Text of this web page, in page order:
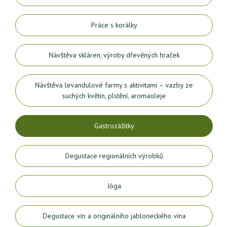
Práce s korálky
Návštěva skláren, výroby dřevěných hraček
Návštěva levandulové farmy s aktivitami – vazby ze
suchých květin, plstění, aromaoleje
Gastrozážitky
Degustace regionálních výrobků
Jóga
Degustace vín a originálního jabloneckého vína